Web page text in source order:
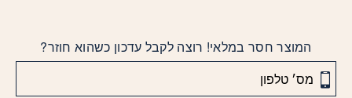
₪509.
₪319.
המוצר חסר במלאי! רוצה לקבל עדכון כשהוא חוזר?